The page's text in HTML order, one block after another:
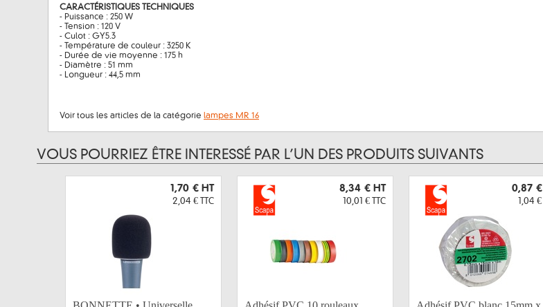
CARACTÉRISTIQUES TECHNIQUES
- Puissance : 250 W
- Tension : 120 V
- Culot : GY5.3
- Température de couleur : 3250 K
- Durée de vie moyenne : 175 h
- Diamètre : 51 mm
- Longueur : 44,5 mm
Voir tous les articles de la catégorie lampes MR 16
VOUS POURRIEZ ÊTRE INTERESSÉ PAR L’UN DES PRODUITS SUIVANTS
1,70 € HT
2,04 € TTC
8,34 € HT
10,01 € TTC
0,87 €
1,04 €